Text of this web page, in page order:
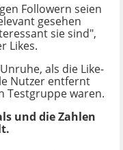
Followern seien
gesehen
sie sind",
Likes.
als die Like-
Nutzer entfernt
Testgruppe waren.
und die Zahlen